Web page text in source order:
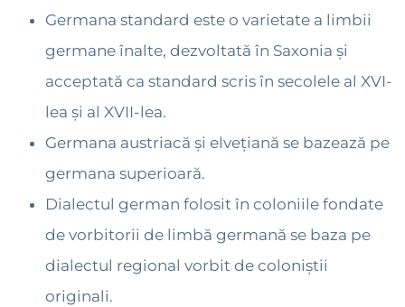
Germana standard este o varietate a limbii
germane înalte, dezvoltată în Saxonia și
acceptată ca standard scris în secolele al XVI-
lea și al XVII-lea.
Germana austriacă și elvețiană se bazează pe
germana superioară.
Dialectul german folosit în coloniile fondate
de vorbitorii de limbă germană se baza pe
dialectul regional vorbit de coloniștii
originali.